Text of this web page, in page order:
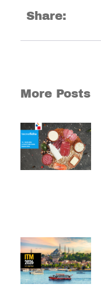
Share:
More Posts